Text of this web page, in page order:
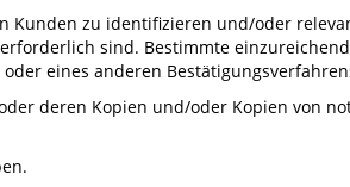
Kunden zu identifizieren und/oder
sind. Bestimmte
eines anderen
deren Kopien und/oder Kopien von